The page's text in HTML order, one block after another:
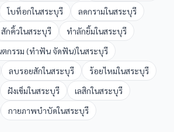
โบท็อกในสระบุรี ลดกรามในสระบุรี
สักคิ้วในสระบุรี ทำลักยิ้มในสระบุรี
กรรม (ทำฟัน จัดฟัน)ในสระบุรี
ลบรอยสักในสระบุรี ร้อยไหมในสระบุรี
ฝังเข็มในสระบุรี เลสิกในสระบุรี
กายภาพบำบัดในสระบุรี